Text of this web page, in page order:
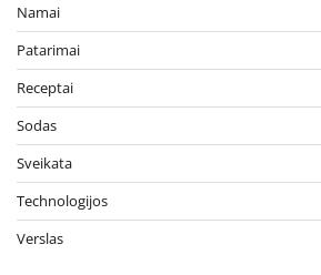
Namai
Patarimai
Receptai
Sodas
Sveikata
Technologijos
Verslas